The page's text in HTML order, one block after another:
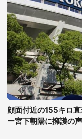
顔面付近の155キロ
ー宮下朝陽に擁護の